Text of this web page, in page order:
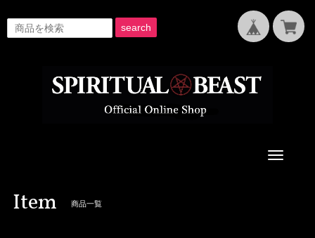
search
Toggle
Item 商品一覧